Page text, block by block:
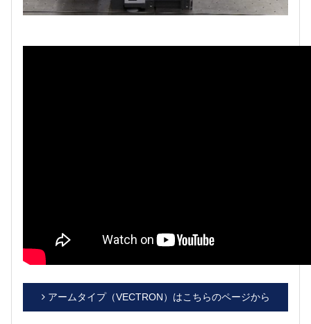
アームタイプ（VECTRON）はこちらのページから